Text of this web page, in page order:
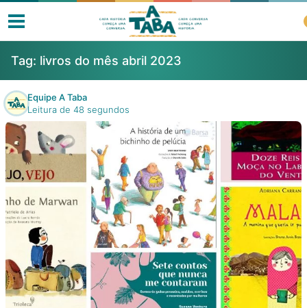
Livros
Resenhas
Clube de Leitores
Listas
Como ler?
Tag: livros do mês abril 2023
Equipe A Taba
Leitura de 48 segundos